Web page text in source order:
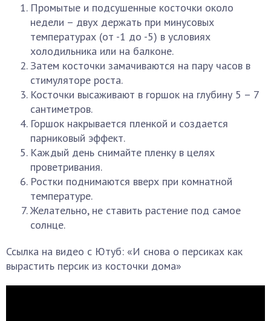
Промытые и подсушенные косточки около
недели – двух держать при минусовых
температурах (от -1 до -5) в условиях
холодильника или на балконе.
Затем косточки замачиваются на пару часов в
стимуляторе роста.
Косточки высаживают в горшок на глубину 5 – 7
сантиметров.
Горшок накрывается пленкой и создается
парниковый эффект.
Каждый день снимайте пленку в целях
проветривания.
Ростки поднимаются вверх при комнатной
температуре.
Желательно, не ставить растение под самое
солнце.
Ссылка на видео с Ютуб: «И снова о персиках как
вырастить персик из косточки дома»